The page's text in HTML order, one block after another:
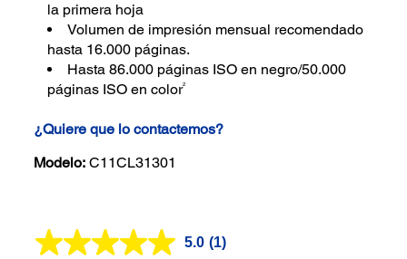
la primera hoja
Volumen de impresión mensual recomendado
hasta 16.000 páginas.
Hasta 86.000 páginas ISO en negro/50.000
páginas ISO en color2
¿Quiere que lo contactemos?
Modelo: C11CL31301
5.0 Lea
(1)